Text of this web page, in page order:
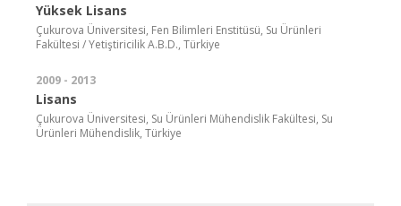
Yüksek Lisans
Çukurova Üniversitesi, Fen Bilimleri Enstitüsü, Su Ürünleri
Fakültesi / Yetiştiricilik A.B.D., Türkiye
2009 - 2013
Lisans
Çukurova Üniversitesi, Su Ürünleri Mühendislik Fakültesi, Su
Ürünleri Mühendislik, Türkiye